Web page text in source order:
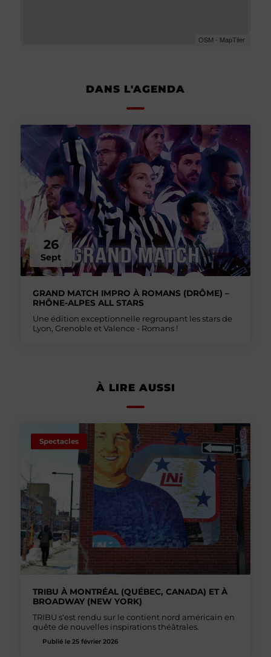
OSM - MapTiler
DANS L'AGENDA
26
Sept
GRAND MATCH IMPRO À ROMANS (DRÔME) –
RHÔNE-ALPES ALL STARS
Une édition exceptionnelle regroupant les stars de
Lyon, Grenoble et Valence - Romans !
À LIRE AUSSI
Spectacles
TRIBU À MONTRÉAL (QUÉBEC, CANADA) ET À
BROADWAY (NEW YORK)
TRIBU s'est rendu sur le contient nord américain en
quête de nouvelles inspirations théâtrales.
Publié le 25 février 2026